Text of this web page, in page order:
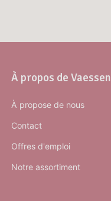
À propos de Vaessen
À propose de nous
Contact
Offres d'emploi
Notre assortiment